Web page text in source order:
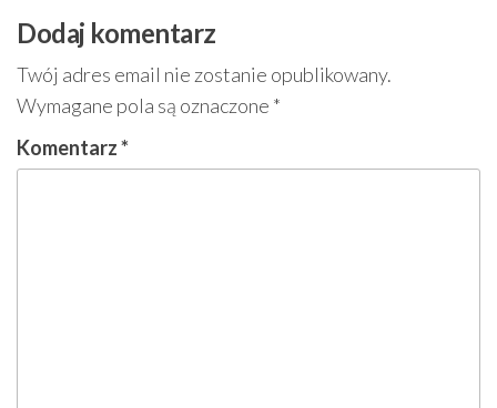
Dodaj komentarz
Twój adres email nie zostanie opublikowany.
Wymagane pola są oznaczone *
Komentarz*